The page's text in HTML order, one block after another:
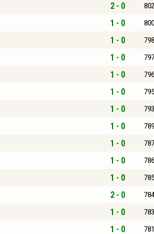
2 - 0 802
1 - 0 800
1 - 0 798
1 - 0 797
1 - 0 796
1 - 0 795
1 - 0 793
1 - 0 789
1 - 0 787
1 - 0 786
1 - 0 785
2 - 0 784
1 - 0 783
1 - 0 781